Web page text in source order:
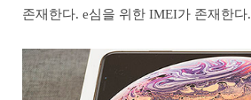
존재한다. e심을 위한 IMEI가 존재한다.